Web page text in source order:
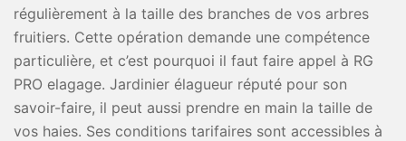
régulièrement à la taille des branches de vos arbres
fruitiers. Cette opération demande une compétence
particulière, et c’est pourquoi il faut faire appel à RG
PRO elagage. Jardinier élagueur réputé pour son
savoir-faire, il peut aussi prendre en main la taille de
vos haies. Ses conditions tarifaires sont accessibles à